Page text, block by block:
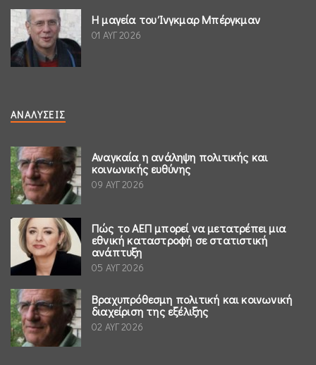
Η μαγεία του Ίνγκμαρ Μπέργκμαν
01 ΑΥΓ 2026
ΑΝΑΛΎΣΕΙΣ
Αναγκαία η ανάληψη πολιτικής και
κοινωνικής ευθύνης
09 ΑΥΓ 2026
Πώς το ΑΕΠ μπορεί να μετατρέπει μια
εθνική καταστροφή σε στατιστική
ανάπτυξη
05 ΑΥΓ 2026
Βραχυπρόθεσμη πολιτική και κοινωνική
διαχείριση της εξέλιξης
02 ΑΥΓ 2026